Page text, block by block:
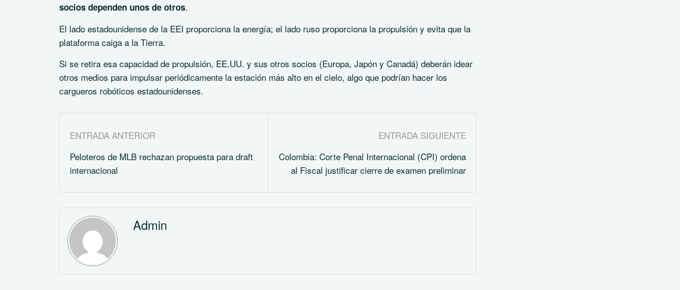
socios dependen unos de otros.
El lado estadounidense de la EEI proporciona la energía; el lado ruso proporciona la propulsión y evita que la
plataforma caiga a la Tierra.
Si se retira esa capacidad de propulsión, EE.UU. y sus otros socios (Europa, Japón y Canadá) deberán idear
otros medios para impulsar periódicamente la estación más alto en el cielo, algo que podrían hacer los
cargueros robóticos estadounidenses.
ENTRADA ANTERIOR
Peloteros de MLB rechazan propuesta para draft
internacional
ENTRADA SIGUIENTE
Colombia: Corte Penal Internacional (CPI) ordena
al Fiscal justificar cierre de examen preliminar
Admin